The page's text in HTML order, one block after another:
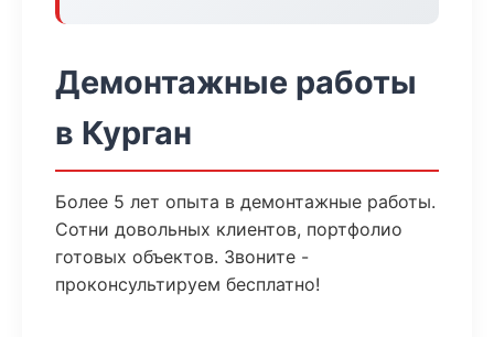
Демонтажные работы
в Курган
Более 5 лет опыта в демонтажные работы.
Сотни довольных клиентов, портфолио
готовых объектов. Звоните -
проконсультируем бесплатно!